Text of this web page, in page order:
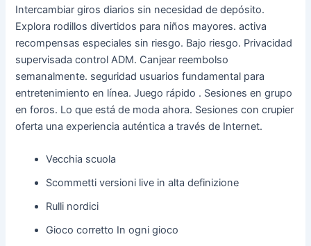
Intercambiar giros diarios sin necesidad de depósito.
Explora rodillos divertidos para niños mayores. activa
recompensas especiales sin riesgo. Bajo riesgo. Privacidad
supervisada control ADM. Canjear reembolso
semanalmente. seguridad usuarios fundamental para
entretenimiento en línea. Juego rápido . Sesiones en grupo
en foros. Lo que está de moda ahora. Sesiones con crupier
oferta una experiencia auténtica a través de Internet.
Vecchia scuola
Scommetti versioni live in alta definizione
Rulli nordici
Gioco corretto In ogni gioco